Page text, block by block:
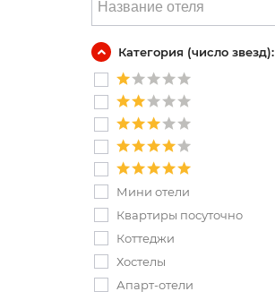
Категория (число звезд):
Мини отели
Квартиры посуточно
Коттеджи
Хостелы
Апарт-отели